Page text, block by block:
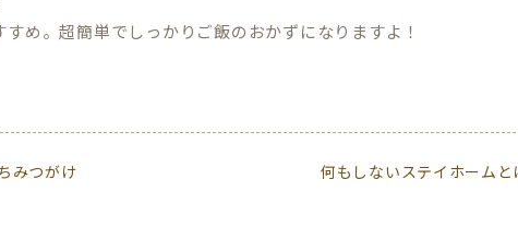
め。超簡単でしっかりご飯のおかずになりますよ！
みつがけ 何もしないステイホームと